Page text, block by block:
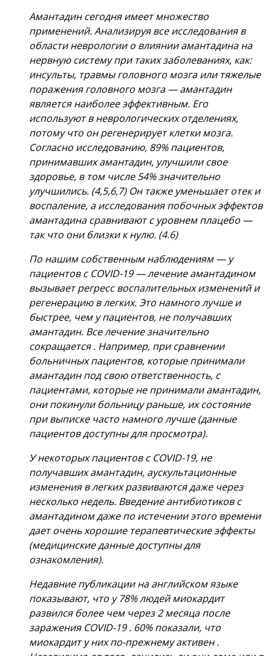
Амантадин сегодня имеет множество
применений. Анализируя все исследования в
области неврологии о влиянии амантадина на
нервную систему при таких заболеваниях, как:
инсульты, травмы головного мозга или тяжелые
поражения головного мозга — амантадин
является наиболее эффективным. Его
используют в неврологических отделениях,
потому что он регенерирует клетки мозга.
Согласно исследованию, 89% пациентов,
принимавших амантадин, улучшили свое
здоровье, в том числе 54% значительно
улучшились. (4,5,6,7) Он также уменьшает отек и
воспаление, а исследования побочных эффектов
амантадина сравнивают с уровнем плацебо —
так что они близки к нулю. (4.6)
По нашим собственным наблюдениям — у
пациентов с COVID-19 — лечение амантадином
вызывает регресс воспалительных изменений и
регенерацию в легких. Это намного лучше и
быстрее, чем у пациентов, не получавших
амантадин. Все лечение значительно
сокращается . Например, при сравнении
больничных пациентов, которые принимали
амантадин под свою ответственность, с
пациентами, которые не принимали амантадин,
они покинули больницу раньше, их состояние
при выписке часто намного лучше (данные
пациентов доступны для просмотра).
У некоторых пациентов с COVID-19, не
получавших амантадин, аускультационные
изменения в легких развиваются даже через
несколько недель. Введение антибиотиков с
амантадином даже по истечении этого времени
дает очень хорошие терапевтические эффекты
(медицинские данные доступны для
ознакомления).
Недавние публикации на английском языке
показывают, что у 78% людей миокардит
развился более чем через 2 месяца после
заражения COVID-19 . 60% показали, что
миокардит у них по-прежнему активен .